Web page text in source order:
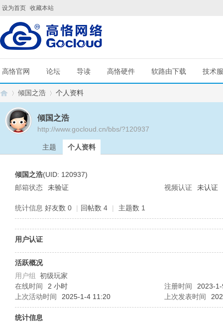
设为首页 收藏本站
高恪官网 论坛 导读 高恪硬件 软路由下载 技术
倾国之浩
›
个人资料
倾国之浩
http://www.gocloud.cn/bbs/?120937
主题 个人资料
倾国之浩(UID: 120937)
邮箱状态
未验证 视频认证 未认证
统计信息 好友数 0 | 回帖数 4 | 主题数 1
用户认证
活跃概况
用户组 初级玩家
在线时间
2 小时 注册时间
2023-
上次活动时间
2025-1-4 11:20 上次发表时间
统计信息